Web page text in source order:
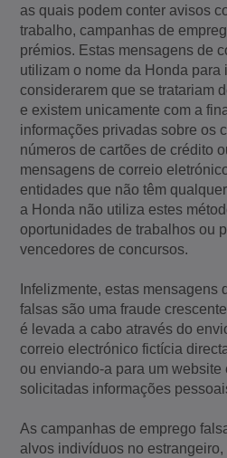
as quais podem conter avisos
trabalho, campanhas de
prémios. Estas mensagens de
utilizam o nome da Honda para
considerarem que se tratariam
e existem unicamente com a
informações privadas sobre os
números de cartões de crédito
mensagens de correio
entidades que não têm
a Honda não utiliza estes
oportunidades de trabalhos ou
vencedores de concursos.
Infelizmente, estas mensagens
falsas são uma fraude
é levada a cabo através do
correio electrónico fictícia
ou enviando-a para um website
solicitadas informações
As campanhas de emprego
alvos indivíduos no